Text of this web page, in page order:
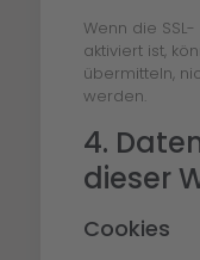
Wenn die
aktiviert ist,
übermitteln,
werden.
4.
dieser
Cookies